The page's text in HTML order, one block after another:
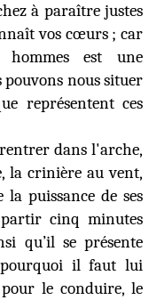
à paraître justes
vos cœurs ; car
est une
nous situer
représentent ces
dans l'arche,
la crinière au vent,
puissance de ses
cinq minutes
qu’il se présente
il faut lui
le conduire, le